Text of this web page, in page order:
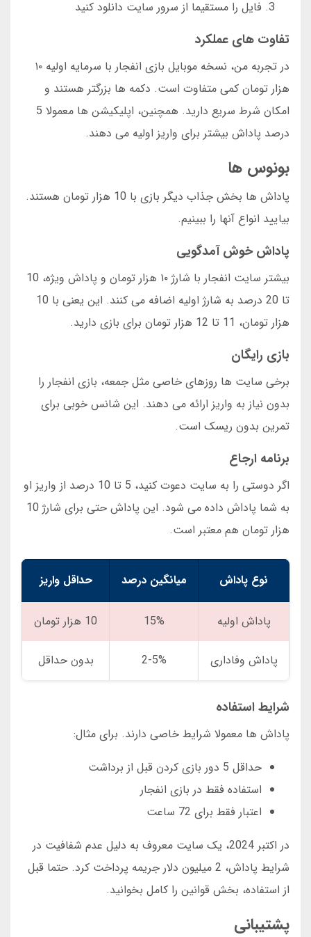
فایل را مستقیما از سرور سایت دانلود کنید
تفاوت های عملکرد
در تجربه من، نسخه موبایل بازی انفجار با سرمایه اولیه ۱۰
هزار تومان کمی متفاوت است. دکمه ها بزرگتر هستند و
امکان شرط سریع دارید. همچنین، اپلیکیشن ها معمولا 5
درصد پاداش بیشتر برای واریز اولیه می دهند.
بونوس ها
پاداش ها بخش جذاب دیگر بازی با 10 هزار تومان هستند.
بیایید انواع آنها را ببینیم.
پاداش خوش آمدگویی
بیشتر سایت انفجار با شارژ ۱۰ هزار تومان و پاداش ویژه، 10
تا 20 درصد به شارژ اولیه اضافه می کنند. این یعنی با 10
هزار تومان، 11 تا 12 هزار تومان برای بازی دارید.
بازی رایگان
برخی سایت ها روزهای خاصی مثل جمعه، بازی انفجار را
بدون نیاز به واریز ارائه می دهند. این شانس خوبی برای
تمرین بدون ریسک است.
برنامه ارجاع
اگر دوستی را به سایت دعوت کنید، 5 تا 10 درصد از واریز او
به شما پاداش داده می شود. این پاداش حتی برای شارژ 10
هزار تومان هم معتبر است.
نوع پاداش میانگین درصد حداقل واریز
پاداش اولیه 15% 10 هزار تومان
پاداش وفاداری 2-5% بدون حداقل
شرایط استفاده
پاداش ها معمولا شرایط خاصی دارند. برای مثال:
حداقل 5 دور بازی کردن قبل از برداشت
استفاده فقط در بازی انفجار
اعتبار فقط برای 72 ساعت
در اکتبر 2024، یک سایت معروف به دلیل عدم شفافیت در
شرایط پاداش، 2 میلیون دلار جریمه پرداخت کرد. حتما قبل
از استفاده، بخش قوانین را کامل بخوانید.
پشتیبانی